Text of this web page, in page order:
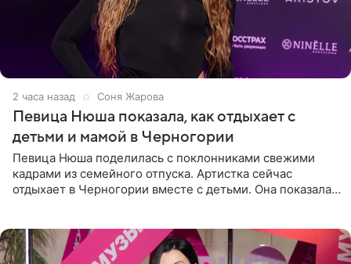
2 часа назад Соня Жарова
Певица Нюша показала, как отдыхает с
детьми и мамой в Черногории
Певица Нюша поделилась с поклонниками свежими
кадрами из семейного отпуска. Артистка сейчас
отдыхает в Черногории вместе с детьми. Она показала,